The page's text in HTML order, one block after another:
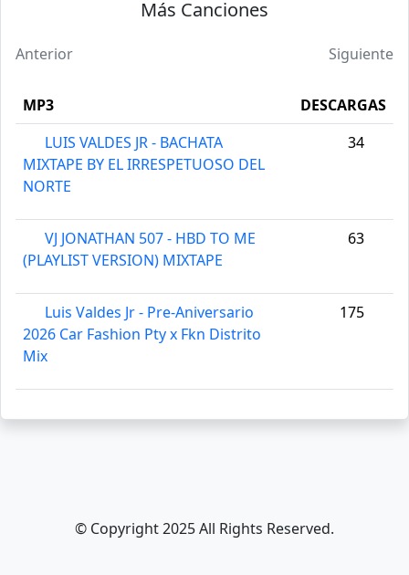
Más Canciones
Anterior Siguiente
MP3
DESCARGAS
LUIS VALDES JR - BACHATA
MIXTAPE BY EL IRRESPETUOSO DEL
NORTE
34
VJ JONATHAN 507 - HBD TO ME
(PLAYLIST VERSION) MIXTAPE
63
Luis Valdes Jr - Pre-Aniversario
2026 Car Fashion Pty x Fkn Distrito
Mix
175
© Copyright 2025 All Rights Reserved.